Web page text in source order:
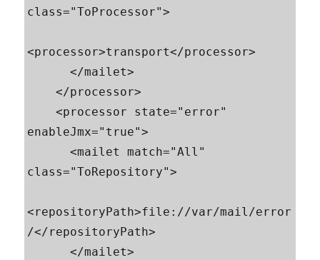
class="ToProcessor">
<processor>transport</processor>
      </mailet>
    </processor>
    <processor state="error"
enableJmx="true">
      <mailet match="All"
class="ToRepository">
<repositoryPath>file://var/mail/error
/</repositoryPath>
      </mailet>